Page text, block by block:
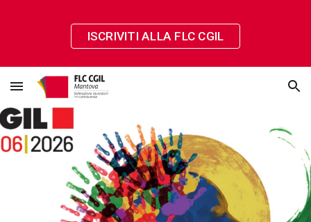
Skip to main content Skip to navigation
ISCRIVITI ALLA FLC CGIL